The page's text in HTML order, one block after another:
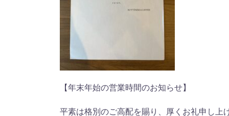
【年末年始の営業時間のお知らせ】
平素は格別のご高配を賜り、厚くお礼申し上